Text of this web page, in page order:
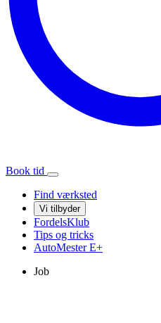
Book tid
Find værksted
Vi tilbyder
FordelsKlub
Tips og tricks
AutoMesterE+
Job